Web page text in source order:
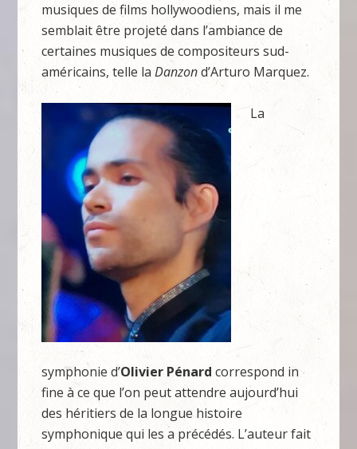
musiques de films hollywoodiens, mais il me
semblait être projeté dans l’ambiance de
certaines musiques de compositeurs sud-
américains, telle laDanzond’Arturo Marquez.
La
symphonie d’Olivier Pénard correspond in
fine à ce que l’on peut attendre aujourd’hui
des héritiers de la longue histoire
symphonique qui les a précédés. L’auteur fait